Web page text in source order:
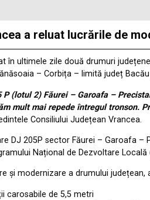
a reluat lucrările de
în ultimele zile două drumuri
– Corbița – limită județ
P (lotul 2) Făurei – Garoafa –
mult mai repede întregul tronson.
Consiliului Județean Vrancea.
DJ 205P sector Făurei – Garoafa
Național de Dezvoltare Locală
și modernizare a drumului județean,
carosabile de 5,5 metri